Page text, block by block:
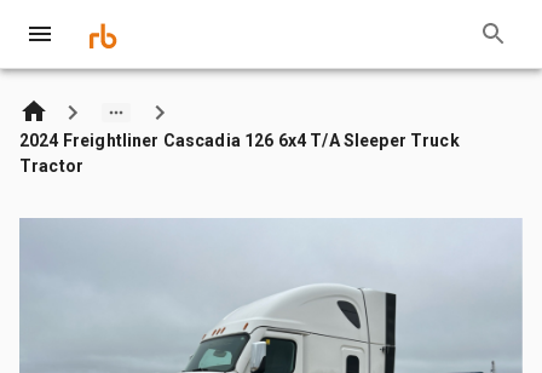
2024 Freightliner Cascadia 126 6x4 T/A Sleeper Truck
Tractor